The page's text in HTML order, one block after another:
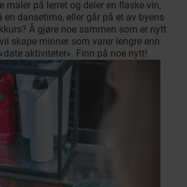
maler på lerret og deler en flaske vin,
en dansetime, eller går på et av byens
Å gjøre noe sammen som er nytt
skape minner som varer lengre enn
aktiviteter». Finn på noe nytt!